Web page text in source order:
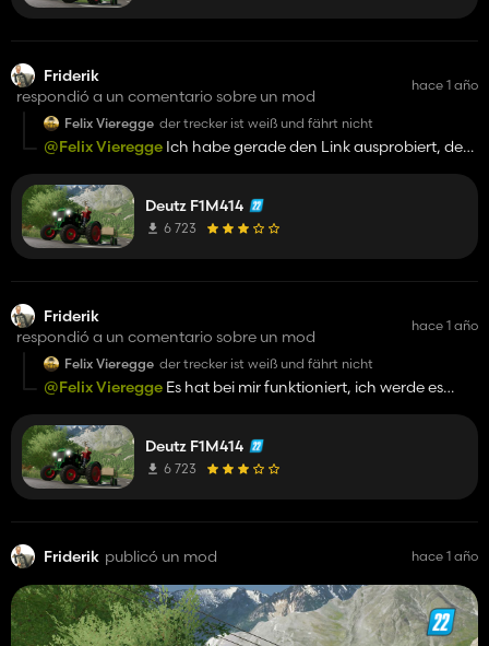
Friderik
respondió a un comentario sobre un mod
hace 1 año
Felix Vieregge der trecker ist weiß und fährt nicht
@Felix Vieregge Ich habe gerade den Link ausprobiert, den
Vielleicht stimmt etwas mit deinem Computer nicht.
Deutz F1M414
6 723
Friderik
respondió a un comentario sobre un mod
hace 1 año
Felix Vieregge der trecker ist weiß und fährt nicht
@Felix Vieregge Es hat bei mir funktioniert, ich werde es
Deutz F1M414
6 723
Friderik publicó un mod hace 1 año